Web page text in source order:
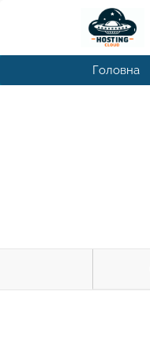
Головна